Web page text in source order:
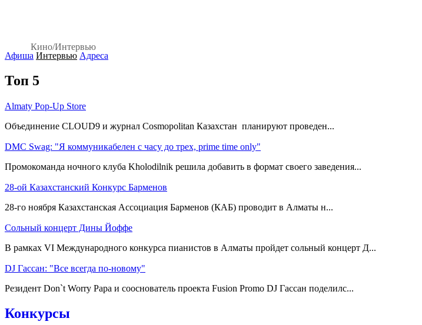
Кино/Интервью
Афиша Интервью Адреса
Топ 5
Almaty Pop-Up Store
Объединение CLOUD9 и журнал Cosmopolitan Казахстан планируют проведен...
DMC Swag: "Я коммуникабелен с часу до трех, prime time only"
Промокоманда ночного клуба Kholodilnik решила добавить в формат своего заведения...
28-ой Казахстанский Конкурс Барменов
28-го ноября Казахстанская Ассоциация Барменов (КАБ) проводит в Алматы н...
Сольный концерт Дины Йоффе
В рамках VI Международного конкурса пианистов в Алматы пройдет сольный концерт Д...
DJ Гассан: "Все всегда по-новому"
Резидент Don`t Worry Papa и сооснователь проекта Fusion Promo DJ Гассан поделилс...
Конкурсы